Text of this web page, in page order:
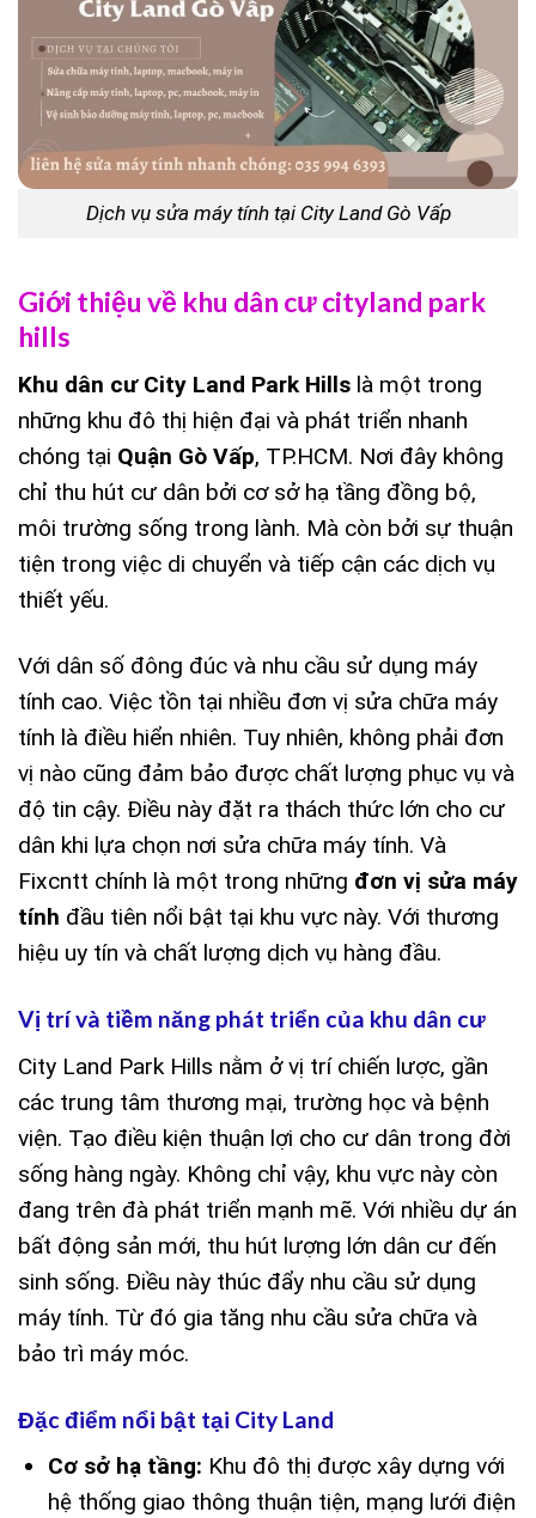
Dịch vụ sửa máy tính tại City Land Gò Vấp
Giới thiệu về khu dân cư cityland park
hills
Khu dân cư City Land Park Hills là một trong
những khu đô thị hiện đại và phát triển nhanh
chóng tại Quận Gò Vấp, TP.HCM. Nơi đây không
chỉ thu hút cư dân bởi cơ sở hạ tầng đồng bộ,
môi trường sống trong lành. Mà còn bởi sự thuận
tiện trong việc di chuyển và tiếp cận các dịch vụ
thiết yếu.
Với dân số đông đúc và nhu cầu sử dụng máy
tính cao. Việc tồn tại nhiều đơn vị sửa chữa máy
tính là điều hiển nhiên. Tuy nhiên, không phải đơn
vị nào cũng đảm bảo được chất lượng phục vụ và
độ tin cậy. Điều này đặt ra thách thức lớn cho cư
dân khi lựa chọn nơi sửa chữa máy tính. Và
Fixcntt chính là một trong những đơn vị sửa máy
tính đầu tiên nổi bật tại khu vực này. Với thương
hiệu uy tín và chất lượng dịch vụ hàng đầu.
Vị trí và tiềm năng phát triển của khu dân cư
City Land Park Hills nằm ở vị trí chiến lược, gần
các trung tâm thương mại, trường học và bệnh
viện. Tạo điều kiện thuận lợi cho cư dân trong đời
sống hàng ngày. Không chỉ vậy, khu vực này còn
đang trên đà phát triển mạnh mẽ. Với nhiều dự án
bất động sản mới, thu hút lượng lớn dân cư đến
sinh sống. Điều này thúc đẩy nhu cầu sử dụng
máy tính. Từ đó gia tăng nhu cầu sửa chữa và
bảo trì máy móc.
Đặc điểm nổi bật tại City Land
Cơ sở hạ tầng: Khu đô thị được xây dựng với
hệ thống giao thông thuận tiện, mạng lưới điện